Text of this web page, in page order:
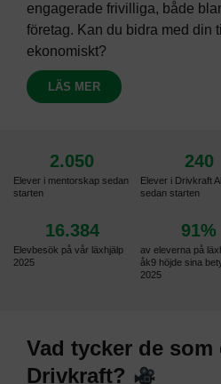
engagerade frivilliga, både
företag. Kan du bidra med din
ekonomiskt?
LÄS MER
Elever i mentorskap sedan
starten
2.050
Elever i Drivkraft
sedan starten
240
Elevbesök på vår läxhjälp
2025
16.384
av eleverna på
åk9 höjde sina
2025
91%
Vad tycker de
Drivkraft?